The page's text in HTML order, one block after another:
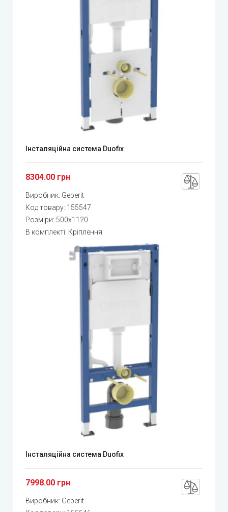
Інсталяційна система Duofix
8304.00 грн
Виробник: Geberit
Код товару: 155547
Розміри: 500x1120
В комплекті: Кріплення
Інсталяційна система Duofix
7998.00 грн
Виробник: Geberit